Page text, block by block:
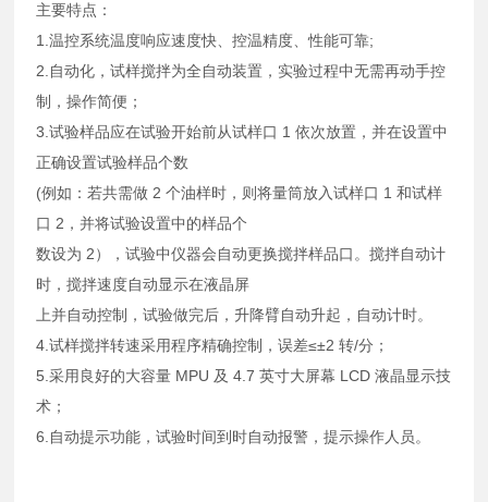
主要特点：
1.温控系统温度响应速度快、控温精度、性能可靠;
2.自动化，试样搅拌为全自动装置，实验过程中无需再动手控
制，操作简便；
3.试验样品应在试验开始前从试样口 1 依次放置，并在设置中
正确设置试验样品个数
(例如：若共需做 2 个油样时，则将量筒放入试样口 1 和试样
口 2，并将试验设置中的样品个
数设为 2），试验中仪器会自动更换搅拌样品口。搅拌自动计
时，搅拌速度自动显示在液晶屏
上并自动控制，试验做完后，升降臂自动升起，自动计时。
4.试样搅拌转速采用程序精确控制，误差≤±2 转/分；
5.采用良好的大容量 MPU 及 4.7 英寸大屏幕 LCD 液晶显示技
术；
6.自动提示功能，试验时间到时自动报警，提示操作人员。